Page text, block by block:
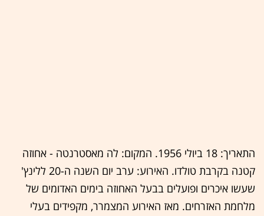
התאריך: 18 ביולי 1956. המקום: לה מאסטרנטה - אחוזה
קטנה בקרבת טולדו. האירוע: ערב יום השנה ה-20 ללינץ'
שעשו איכרים ופועלים בבעל האחוזה בימים האדומים של
מלחמת האזרחים. מאז האירוע המצמרר, מקפידים בעלי